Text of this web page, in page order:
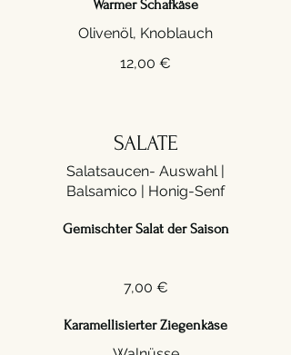
Warmer Schafkäse
Olivenöl, Knoblauch
12,00 €
SALATE
Salatsaucen- Auswahl |
Balsamico | Honig-Senf
Gemischter Salat der Saison
7,00 €
Karamellisierter Ziegenkäse